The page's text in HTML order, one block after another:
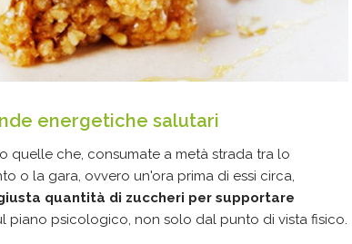
energetiche salutari
quelle che, consumate a metà strada tra lo
o la gara, ovvero un'ora prima di essi circa,
quantità di zuccheri per supportare
piano psicologico, non solo dal punto di vista fisico.